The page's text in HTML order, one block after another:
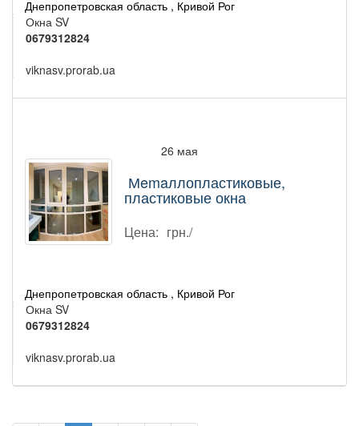
Днепропетровская область , Кривой Рог
Окна SV
0679312824
viknasv.prorab.ua
26 мая
Мemaллопластиковые,
пластиковые окна
Цена: грн./
Днепропетровская область , Кривой Рог
Окна SV
0679312824
viknasv.prorab.ua